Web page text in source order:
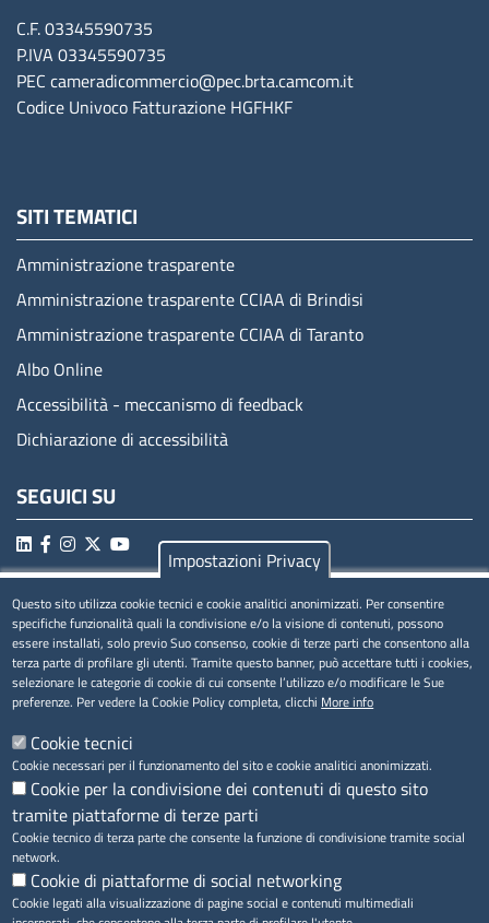
C.F. 03345590735
P.IVA 03345590735
PEC cameradicommercio@pec.brta.camcom.it
Codice Univoco Fatturazione HGFHKF
SITI TEMATICI
Amministrazione trasparente
Amministrazione trasparente CCIAA di Brindisi
Amministrazione trasparente CCIAA di Taranto
Albo Online
Accessibilità - meccanismo di feedback
Dichiarazione di accessibilità
SEGUICI SU
MENÚ PRIVACY
Privacy
Cookie
Accesso riservato
Impostazioni Privacy
Questo sito utilizza cookie tecnici e cookie analitici anonimizzati. Per consentire
specifiche funzionalità quali la condivisione e/o la visione di contenuti, possono
essere installati, solo previo Suo consenso, cookie di terze parti che consentono alla
terza parte di profilare gli utenti. Tramite questo banner, può accettare tutti i cookies,
selezionare le categorie di cookie di cui consente l’utilizzo e/o modificare le Sue
preferenze. Per vedere la Cookie Policy completa, clicchi More info
Cookie tecnici
Cookie necessari per il funzionamento del sito e cookie analitici anonimizzati.
Cookie per la condivisione dei contenuti di questo sito
tramite piattaforme di terze parti
Cookie tecnico di terza parte che consente la funzione di condivisione tramite social
network.
Cookie di piattaforme di social networking
Cookie legati alla visualizzazione di pagine social e contenuti multimediali